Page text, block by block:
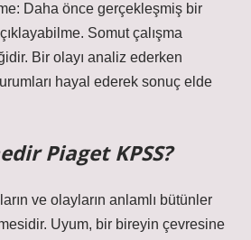
Daha önce gerçekleşmiş bir
Somut çalışma
Bir olayı analiz ederken
hayal ederek sonuç elde
Piaget KPSS?
ve olayların anlamlı bütünler
Uyum, bir bireyin çevresine